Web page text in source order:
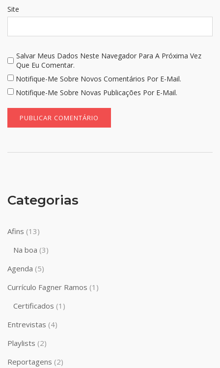
Site
Salvar Meus Dados Neste Navegador Para A Próxima Vez
Que Eu Comentar.
Notifique-Me Sobre Novos Comentários Por E-Mail.
Notifique-Me Sobre Novas Publicações Por E-Mail.
Categorias
Afins (13)
Na boa (3)
Agenda (5)
Currículo Fagner Ramos (1)
Certificados (1)
Entrevistas (4)
Playlists (2)
Reportagens (2)